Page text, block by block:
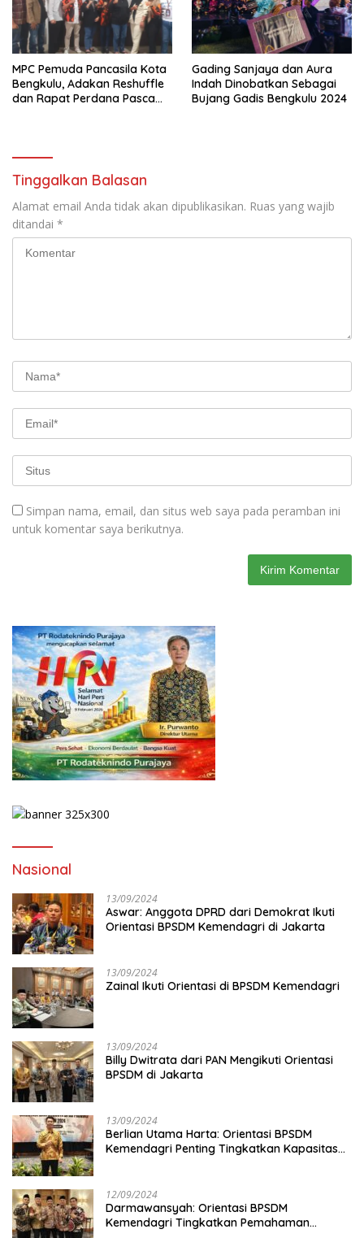
MPC Pemuda Pancasila Kota
Bengkulu, Adakan Reshuffle
dan Rapat Perdana Pasca
Gading Sanjaya dan Aura
Indah Dinobatkan Sebagai
Bujang Gadis Bengkulu 2024
Tinggalkan Balasan
Alamat email Anda tidak akan dipublikasikan. Ruas yang wajib
ditandai *
Simpan nama, email, dan situs web saya pada peramban ini
untuk komentar saya berikutnya.
Nasional
13/09/2024
Aswar: Anggota DPRD dari Demokrat Ikuti
Orientasi BPSDM Kemendagri di Jakarta
13/09/2024
Zainal Ikuti Orientasi di BPSDM Kemendagri
13/09/2024
Billy Dwitrata dari PAN Mengikuti Orientasi
BPSDM di Jakarta
13/09/2024
Berlian Utama Harta: Orientasi BPSDM
Kemendagri Penting Tingkatkan Kapasitas
12/09/2024
Darmawansyah: Orientasi BPSDM
Kemendagri Tingkatkan Pemahaman